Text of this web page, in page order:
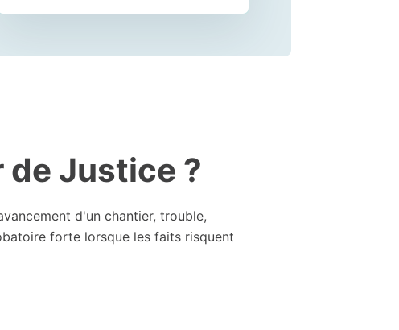
Justice ?
d'un chantier, trouble,
forte lorsque les faits risquent